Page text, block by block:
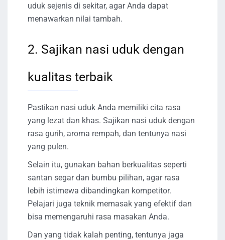
uduk sejenis di sekitar, agar Anda dapat
menawarkan nilai tambah.
2. Sajikan nasi uduk dengan
kualitas terbaik
Pastikan nasi uduk Anda memiliki cita rasa
yang lezat dan khas. Sajikan nasi uduk dengan
rasa gurih, aroma rempah, dan tentunya nasi
yang pulen.
Selain itu, gunakan bahan berkualitas seperti
santan segar dan bumbu pilihan, agar rasa
lebih istimewa dibandingkan kompetitor.
Pelajari juga teknik memasak yang efektif dan
bisa memengaruhi rasa masakan Anda.
Dan yang tidak kalah penting, tentunya jaga